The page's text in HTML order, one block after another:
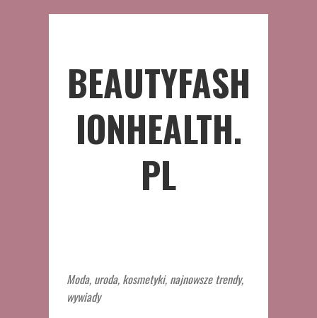
BEAUTYFASH
IONHEALTH.
PL
Moda, uroda, kosmetyki, najnowsze trendy,
wywiady